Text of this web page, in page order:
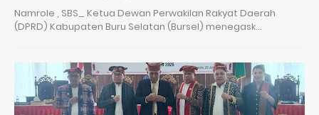
Namrole , SBS_ Ketua Dewan Perwakilan Rakyat Daerah
(DPRD) Kabupaten Buru Selatan (Bursel) menegask…